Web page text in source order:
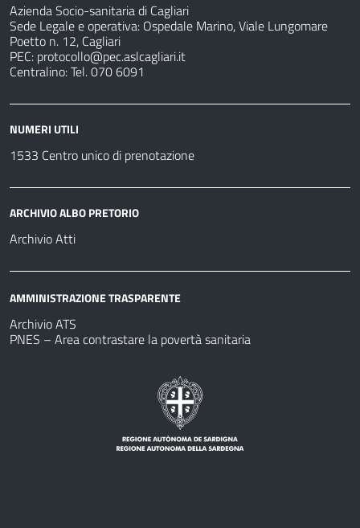
Azienda Socio-sanitaria di Cagliari
Sede Legale e operativa: Ospedale Marino, Viale Lungomare
Poetto n. 12, Cagliari
PEC: protocollo@pec.aslcagliari.it
Centralino: Tel. 070 6091
NUMERI UTILI
1533 Centro unico di prenotazione
ARCHIVIO ALBO PRETORIO
Archivio Atti
AMMINISTRAZIONE TRASPARENTE
Archivio ATS
PNES – Area contrastare la povertà sanitaria